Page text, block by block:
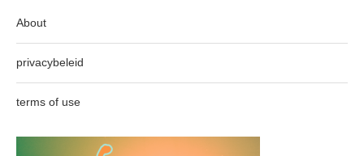
About
privacybeleid
terms of use